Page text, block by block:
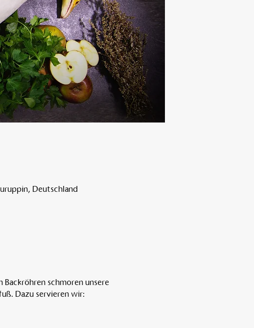
Deutschland
schmoren unsere
Dazu servieren wir: